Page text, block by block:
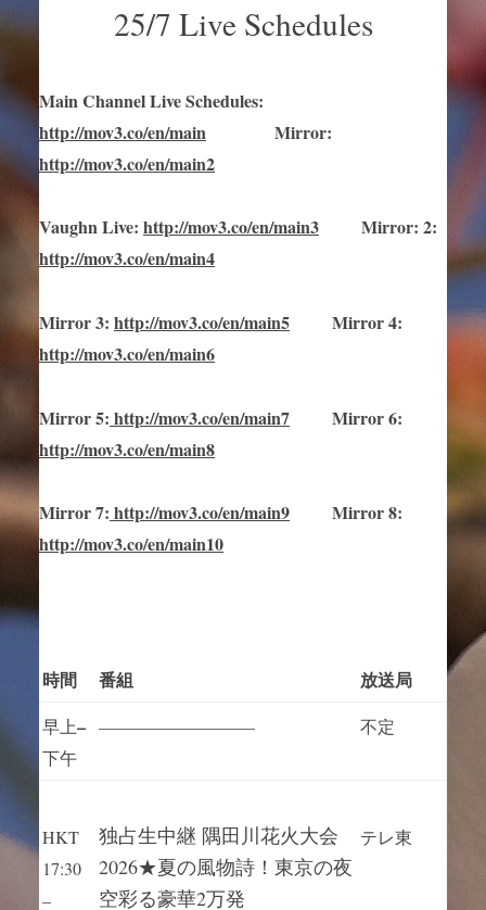
25/7 Live Schedules
Main Channel Live Schedules:
http://mov3.co/en/main
Mirror:
http://mov3.co/en/main2
Vaughn Live: http://mov3.co/en/main3 Mirror: 2:
http://mov3.co/en/main4
Mirror3: http://mov3.co/en/main5 Mirror4:
http://mov3.co/en/main6
Mirror5: http://mov3.co/en/main7 Mirror6:
http://mov3.co/en/main8
Mirror7: http://mov3.co/en/main9 Mirror 8:
http://mov3.co/en/main10
時間 番組 放送局
早上–
下午
————————— 不定
HKT
17:30
–
独占生中継 隅田川花火大会
2026★夏の風物詩！東京の夜
空彩る豪華2万発
テレ東